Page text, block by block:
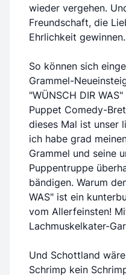
wieder vergehen.
Freundschaft, die
Ehrlichkeit gewinnen.
So können sich
Grammel-
"WÜNSCH DIR
Puppet Comedy-
dieses Mal ist unser
ich habe grad
Grammel und seine
Puppentruppe
bändigen. Warum
WAS" ist ein
vom Allerfeinsten!
Lachmuskelkater-
Und Schottland
Schrimp kein